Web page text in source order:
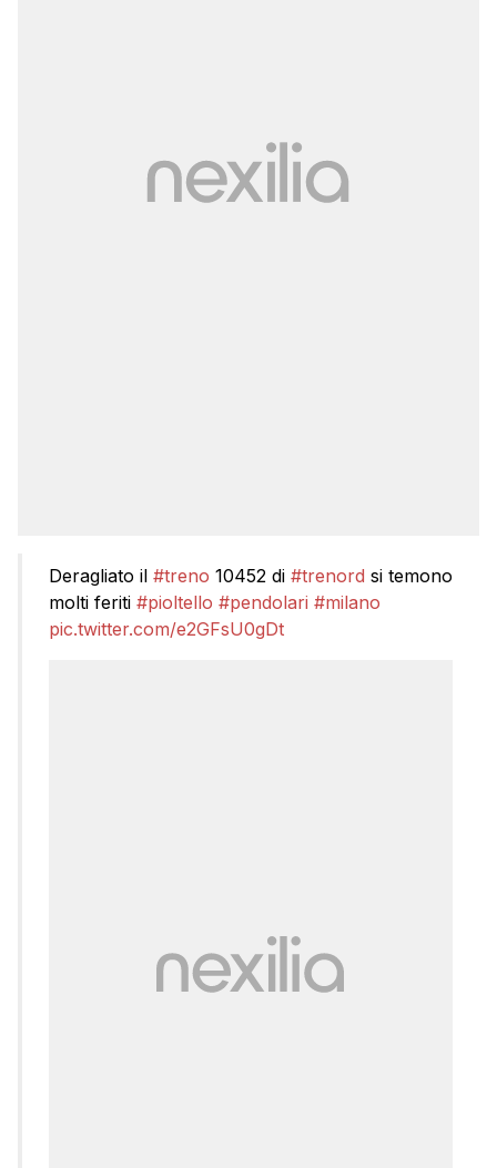
Deragliato il #treno 10452 di #trenord si temono
molti feriti #pioltello #pendolari #milano
pic.twitter.com/e2GFsU0gDt